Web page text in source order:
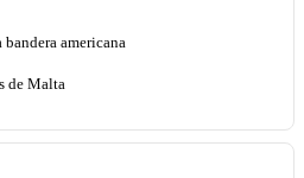
americana
de Malta